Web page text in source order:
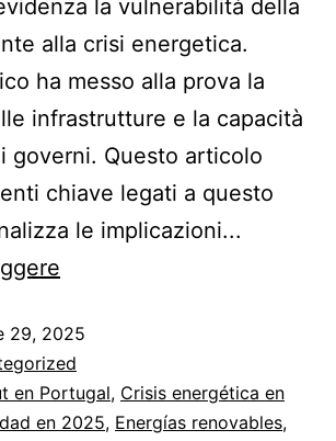
la vulnerabilità della
alla crisi energetica.
ha messo alla prova la
infrastrutture e la capacità
governi. Questo articolo
chiave legati a questo
le implicazioni...
29, 2025
en Portugal, Crisis energética en
en 2025, Energías renovables,